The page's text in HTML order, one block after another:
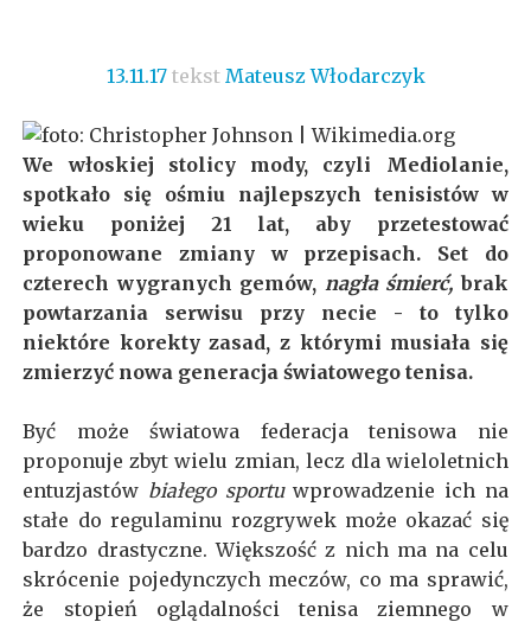
13.11.17tekst Mateusz Włodarczyk
We włoskiej stolicy mody, czyli Mediolanie,
spotkało się ośmiu najlepszych tenisistów w
wieku poniżej 21 lat, aby przetestować
proponowane zmiany w przepisach. Set do
czterech wygranych gemów, nagła śmierć,brak
powtarzania serwisu przy necie - to tylko
niektóre korekty zasad, z którymi musiała się
zmierzyć nowa generacja światowego tenisa.
Być może światowa federacja tenisowa nie
proponuje zbyt wielu zmian, lecz dla wieloletnich
entuzjastów białego sportuwprowadzenie ich na
stałe do regulaminu rozgrywek może okazać się
bardzo drastyczne. Większość z nich ma na celu
skrócenie pojedynczych meczów, co ma sprawić,
że stopień oglądalności tenisa ziemnego w